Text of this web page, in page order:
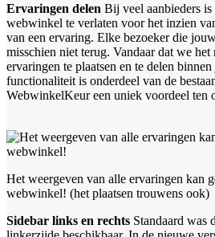
Ervaringen delen Bij veel aanbieders
webwinkel te verlaten voor het inzien
van een ervaring. Elke bezoeker die
misschien niet terug. Vandaar dat we
ervaringen te plaatsen en te delen
functionaliteit is onderdeel van de
WebwinkelKeur een uniek voordeel ten
Het weergeven van alle ervaringen kan
webwinkel! (het plaatsen trouwens ook)
Sidebar links en rechts Standaard was